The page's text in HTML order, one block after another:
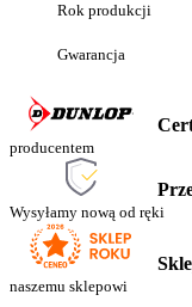
Rok produkcji
Gwarancja
producentem
Wysyłamy nową od ręki
naszemu sklepowi